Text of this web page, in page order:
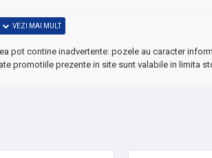
pot contine inadvertente: pozele au caracter
promotiile prezente in site sunt valabile in limita